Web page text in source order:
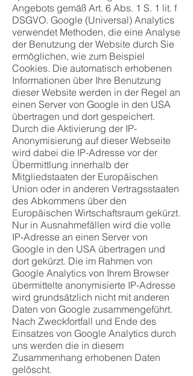
Angebots gemäß Art. 6 Abs. 1 S. 1 lit. f
DSGVO. Google (Universal) Analytics
verwendet Methoden, die eine Analyse
der Benutzung der Website durch Sie
ermöglichen, wie zum Beispiel
Cookies. Die automatisch erhobenen
Informationen über Ihre Benutzung
dieser Website werden in der Regel an
einen Server von Google in den USA
übertragen und dort gespeichert.
Durch die Aktivierung der IP-
Anonymisierung auf dieser Webseite
wird dabei die IP-Adresse vor der
Übermittlung innerhalb der
Mitgliedstaaten der Europäischen
Union oder in anderen Vertragsstaaten
des Abkommens über den
Europäischen Wirtschaftsraum gekürzt.
Nur in Ausnahmefällen wird die volle
IP-Adresse an einen Server von
Google in den USA übertragen und
dort gekürzt. Die im Rahmen von
Google Analytics von Ihrem Browser
übermittelte anonymisierte IP-Adresse
wird grundsätzlich nicht mit anderen
Daten von Google zusammengeführt.
Nach Zweckfortfall und Ende des
Einsatzes von Google Analytics durch
uns werden die in diesem
Zusammenhang erhobenen Daten
gelöscht.